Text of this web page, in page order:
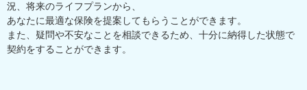
況、将来のライフプランから、
あなたに最適な保険を提案してもらうことができます。
また、疑問や不安なことを相談できるため、十分に納得した状態で
契約をすることができます。